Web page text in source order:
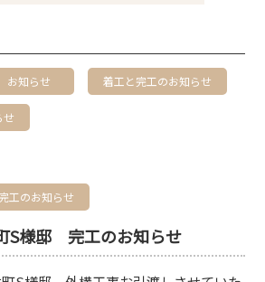
お知らせ 着工と完工のお知らせ
せ
工のお知らせ
S様邸 完工のお知らせ